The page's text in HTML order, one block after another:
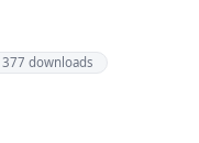
377 downloads